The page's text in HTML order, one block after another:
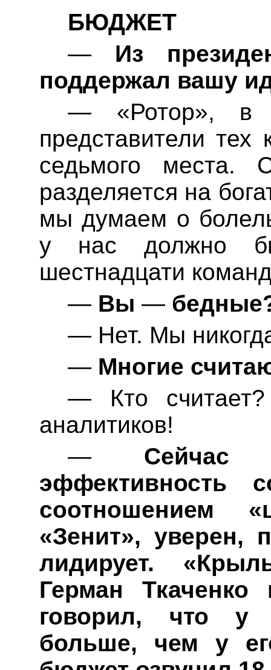
БЮДЖЕТ
—Из
поддержал вашу
— «Ротор», в
представители
седьмого места.
разделяется на
мы думаем о
у нас должно
шестнадцати
—Вы —
— Нет. Мы
—Многие
— Кто
аналитиков!
—Сейчас
эффективность
соотношением
«Зенит», уверен,
лидирует.
Герман
говорил, что у
больше, чем у